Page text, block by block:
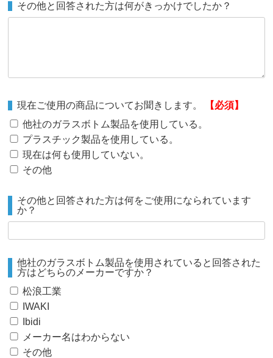
その他と回答された方は何がきっかけでしたか？
現在ご使用の商品についてお聞きします。
【必須】
他社のガラスボトム製品を使用している。
プラスチック製品を使用している。
現在は何も使用していない。
その他
その他と回答された方は何をご使用になられています
か？
他社のガラスボトム製品を使用されていると回答された
方はどちらのメーカーですか？
松浪工業
IWAKI
Ibidi
メーカー名はわからない
その他